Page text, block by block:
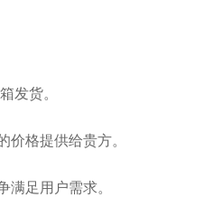
发货。
格提供给贵方。
足用户需求。